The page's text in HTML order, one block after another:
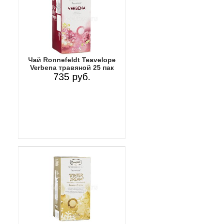
Чай Ronnefeldt Teavelope
Verbena травяной 25 пак
735 руб.